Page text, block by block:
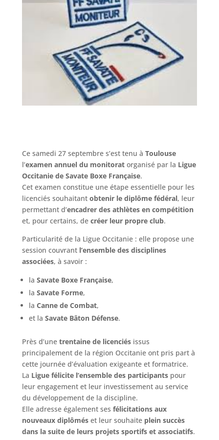
Ce samedi 27 septembre s’est tenu à Toulouse
l’examen annuel du monitoratorganisé par la Ligue
Occitanie de Savate Boxe Française.
Cet examen constitue une étape essentielle pour les
licenciés souhaitant obtenir le diplôme fédéral, leur
permettant d’encadrer des athlètes en compétition
et, pour certains, de créer leur propre club.
Particularité de la Ligue Occitanie : elle propose une
session couvrant l’ensemble des disciplines
associées, à savoir :
la Savate Boxe Française,
la Savate Forme,
la Canne de Combat,
et la Savate Bâton Défense.
Près d’une trentaine de licenciésissus
principalement de la région Occitanie ont pris part à
cette journée d’évaluation exigeante et formatrice.
La Ligue félicite l’ensemble des participantspour
leur engagement et leur investissement au service
du développement de la discipline.
Elle adresse également ses félicitations aux
nouveaux diplôméset leur souhaite plein succès
dans la suite de leurs projets sportifs et associatifs.